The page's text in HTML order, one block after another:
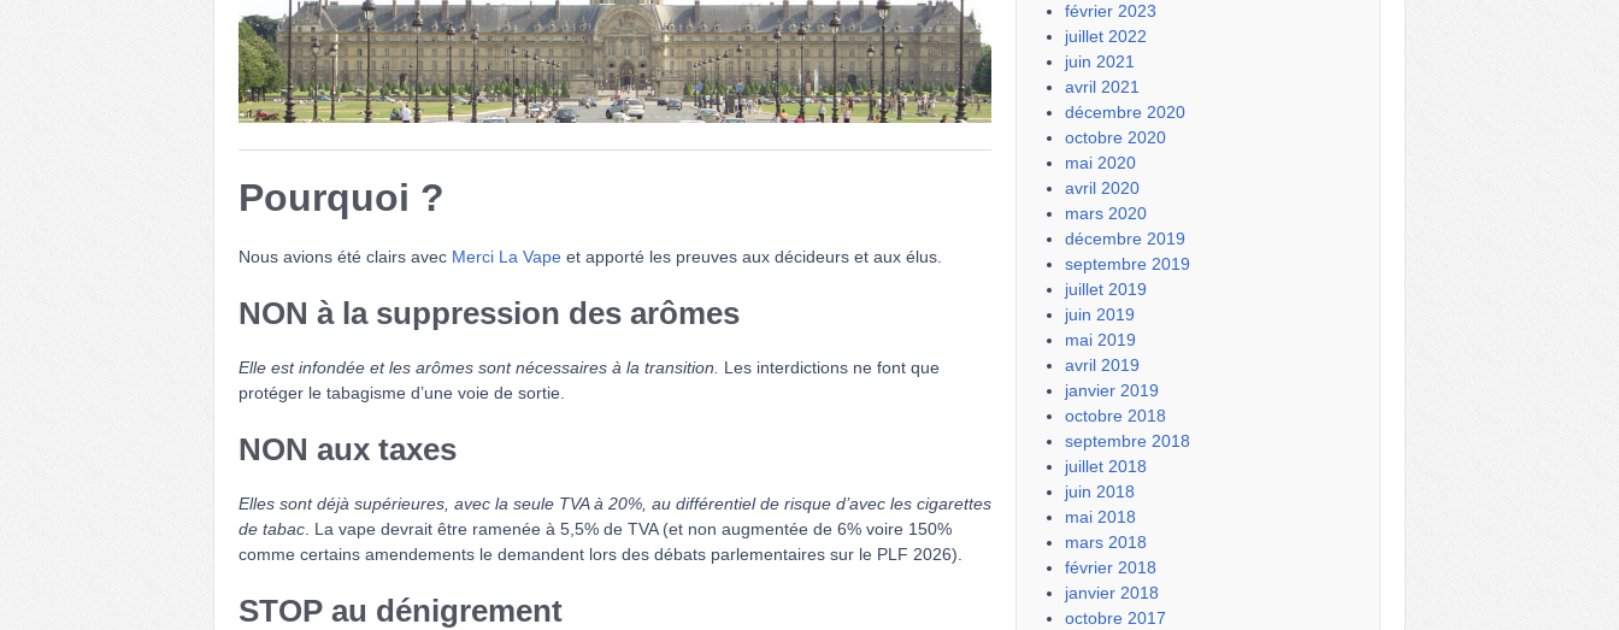
Pourquoi ?
Nous avions été clairs avec Merci La Vape et apporté les preuves aux décideurs et aux élus.
NON à la suppression des arômes
Elle est infondée et les arômes sont nécessaires à la transition. Les interdictions ne font que
protéger le tabagisme d’une voie de sortie.
NON aux taxes
Elles sont déjà supérieures, avec la seule TVA à 20%, au différentiel de risque d’avec les cigarettes
de tabac. La vape devrait être ramenée à 5,5% de TVA (et non augmentée de 6% voire 150%
comme certains amendements le demandent lors des débats parlementaires sur le PLF 2026).
STOP au dénigrement
février 2023
juillet 2022
juin 2021
avril 2021
décembre 2020
octobre 2020
mai 2020
avril 2020
mars 2020
décembre 2019
septembre 2019
juillet 2019
juin 2019
mai 2019
avril 2019
janvier 2019
octobre 2018
septembre 2018
juillet 2018
juin 2018
mai 2018
mars 2018
février 2018
janvier 2018
octobre 2017